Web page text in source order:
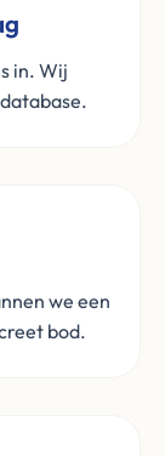
in. Wij
we een
bod.